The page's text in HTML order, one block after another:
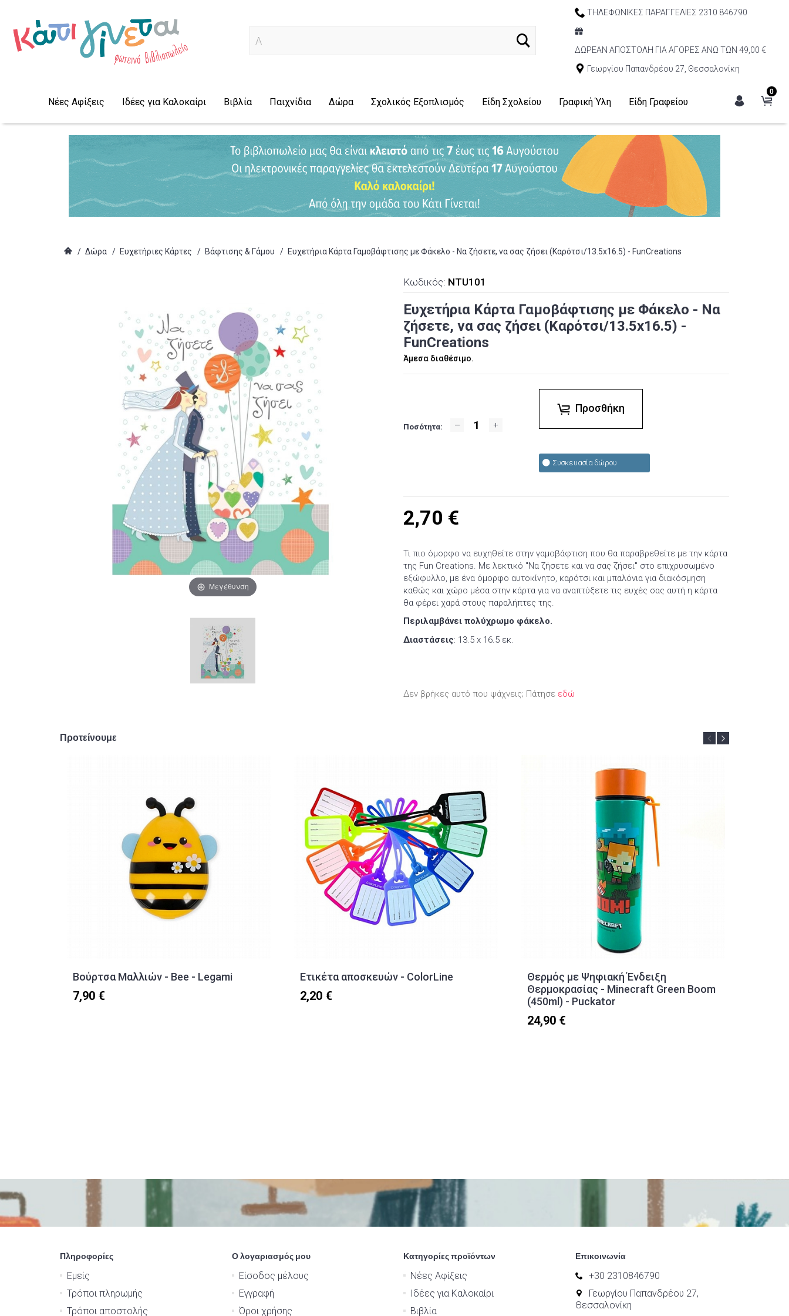
Αναζήτηση
ΤΗΛΕΦΩΝΙΚΕΣ ΠΑΡΑΓΓΕΛΙΕΣ 2310 846790
ΔΩΡΕΑΝ ΑΠΟΣΤΟΛΗ ΓΙΑ ΑΓΟΡΕΣ ΑΝΩ ΤΩΝ 49,00 €
Γεωργίου Παπανδρέου 27, Θεσσαλονίκη
0
Νέες Αφίξεις Ιδέες για Καλοκαίρι Βιβλία Παιχνίδια Δώρα Σχολικός Εξοπλισμός Είδη Σχολείου Γραφική Ύλη Είδη Γραφείου
/ Δώρα / Ευχετήριες Κάρτες / Βάφτισης & Γάμου / Ευχετήρια Κάρτα Γαμοβάφτισης με Φάκελο - Να ζήσετε, να σας ζήσει (Καρότσι/13.5x16.5) - FunCreations
Μεγέθυνση
Κωδικός: NTU101
Ευχετήρια Κάρτα Γαμοβάφτισης με Φάκελο - Να
ζήσετε, να σας ζήσει (Καρότσι/13.5x16.5) -
FunCreations
Άμεσα διαθέσιμο.
Ποσότητα:
Προσθήκη
Συσκευασία δώρου
2,70 €
Τι πιο όμορφο να ευχηθείτε στην γαμοβάφτιση που θα παραβρεθείτε με την κάρτα
της Fun Creations. Με λεκτικό "Να ζήσετε και να σας ζήσει" στο επιχρυσωμένο
εξώφυλλο, με ένα όμορφο αυτοκίνητο, καρότσι και μπαλόνια για διακόσμηση
καθώς και χώρο μέσα στην κάρτα για να αναπτύξετε τις ευχές σας αυτή η κάρτα
θα φέρει χαρά στους παραλήπτες της.
Περιλαμβάνει πολύχρωμο φάκελο.
Διαστάσεις: 13.5 x 16.5 εκ.
Δεν βρήκες αυτό που ψάχνεις; Πάτησε εδώ
Προτείνουμε
Βούρτσα Μαλλιών - Bee - Legami
7,90 €
Ετικέτα αποσκευών - ColorLine
2,20 €
Θερμός με Ψηφιακή Ένδειξη
Θερμοκρασίας - Minecraft Green Boom
(450ml) - Puckator
24,90 €
Πληροφορίες
Εμείς
Τρόποι πληρωμής
Τρόποι αποστολής
Ο λογαριασμός μου
Είσοδος μέλους
Εγγραφή
Όροι χρήσης
Κατηγορίες προϊόντων
Νέες Αφίξεις
Ιδέες για Καλοκαίρι
Βιβλία
Επικοινωνία
+30 2310846790
Γεωργίου Παπανδρέου 27,
Θεσσαλονίκη